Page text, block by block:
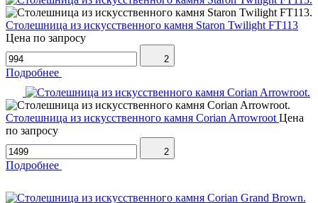
Столешница из искусственного камня Staron Twilight FT113
Цена по запросу
2
Подробнее
Столешница из искусственного камня Corian Arrowroot Цена
по запросу
2
Подробнее